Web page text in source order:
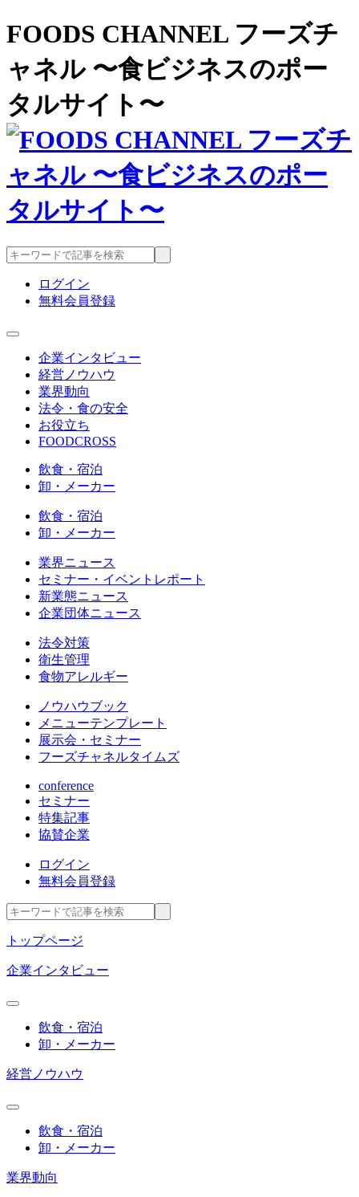
FOODS CHANNEL フーズチ
ャネル 〜食ビジネスのポー
タルサイト〜
ログイン
無料会員登録
企業インタビュー
経営ノウハウ
業界動向
法令・食の安全
お役立ち
FOODCROSS
飲食・宿泊
卸・メーカー
飲食・宿泊
卸・メーカー
業界ニュース
セミナー・イベントレポート
新業態ニュース
企業団体ニュース
法令対策
衛生管理
食物アレルギー
ノウハウブック
メニューテンプレート
展示会・セミナー
フーズチャネルタイムズ
conference
セミナー
特集記事
協賛企業
ログイン
無料会員登録
トップページ
企業インタビュー
飲食・宿泊
卸・メーカー
経営ノウハウ
飲食・宿泊
卸・メーカー
業界動向